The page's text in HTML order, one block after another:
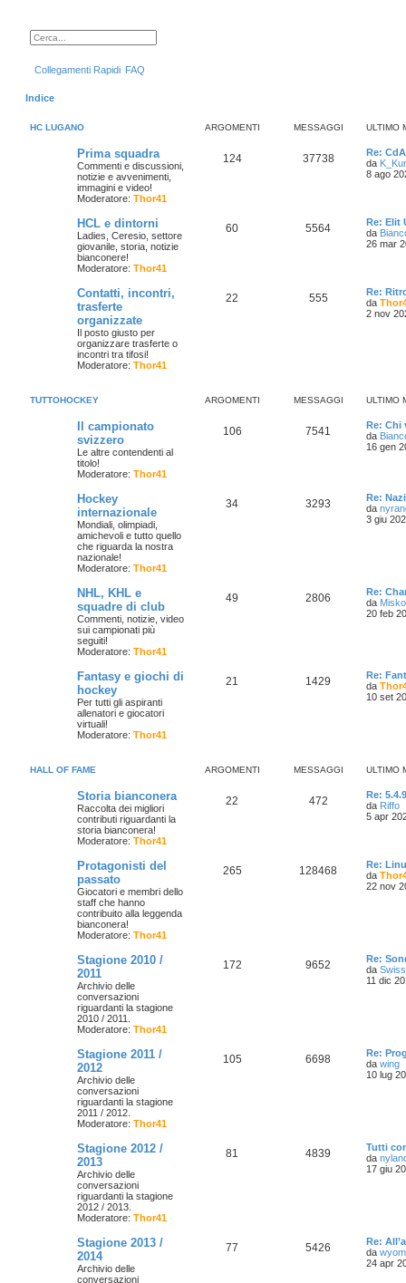
a
t
Collegamenti Rapidi FAQ
Indice
HC LUGANO ARGOMENTI MESSAGGI ULTIMO
Prima squadra
Commenti e discussioni,
notizie e avvenimenti,
immagini e video!
Moderatore: Thor41
124 37738
Re:
da
8 ago
HCL e dintorni
Ladies, Ceresio, settore
giovanile, storia, notizie
bianconere!
Moderatore: Thor41
60 5564
Re: Elit
da
26 mar
Contatti, incontri,
trasferte
organizzate
Il posto giusto per
organizzare trasferte o
incontri tra tifosi!
Moderatore: Thor41
22 555
Re:
da
2 nov
TUTTOHOCKEY ARGOMENTI MESSAGGI ULTIMO
Il campionato
svizzero
Le altre contendenti al
titolo!
Moderatore: Thor41
106 7541
Re: Chi
da
16 gen
Hockey
internazionale
Mondiali, olimpiadi,
amichevoli e tutto quello
che riguarda la nostra
nazionale!
Moderatore: Thor41
34 3293
Re:
da
3 giu
NHL, KHL e
squadre di club
Commenti, notizie, video
sui campionati più
seguiti!
Moderatore: Thor41
49 2806
Re:
da Misko
20 feb
Fantasy e giochi di
hockey
Per tutti gli aspiranti
allenatori e giocatori
virtuali!
Moderatore: Thor41
21 1429
Re:
da
10 set
HALL OF FAME ARGOMENTI MESSAGGI ULTIMO
Storia bianconera
Raccolta dei migliori
contributi riguardanti la
storia bianconera!
Moderatore: Thor41
22 472
Re:
da Riffo
l
t
i
s
a
g
g
5 apr
Protagonisti del
passato
Giocatori e membri dello
staff che hanno
contribuito alla leggenda
bianconera!
Moderatore: Thor41
265 128468
Re:
da
22 nov
Stagione 2010 /
2011
Archivio delle
conversazioni
riguardanti la stagione
2010 / 2011.
Moderatore: Thor41
172 9652
Re:
da
11 dic
Stagione 2011 /
2012
Archivio delle
conversazioni
riguardanti la stagione
2011 / 2012.
Moderatore: Thor41
105 6698
Re:
da wing
i
o
g
i
o
10 lug
Stagione 2012 /
2013
Archivio delle
conversazioni
riguardanti la stagione
2012 / 2013.
Moderatore: Thor41
81 4839
Tutti
da
17 giu
Stagione 2013 /
2014
Archivio delle
conversazioni
77 5426
Re:
da
24 apr